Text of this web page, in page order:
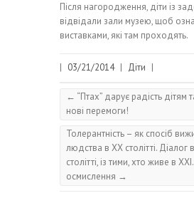
Після нагородження, діти із
відвідали зали музею, щоб
виставками, які там проходять.
| 03/21/2014 | Діти |
← “Птах” дарує радість дітям
нові перемоги!
Толерантність – як спосіб
людства в ХХ столітті. Діалог
столітті, із тими, хто живе в
осмислення →